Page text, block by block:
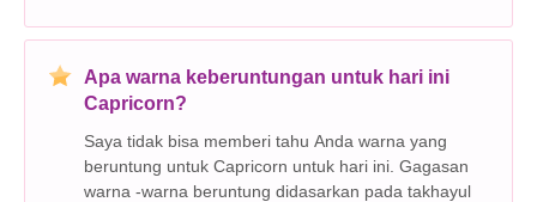
kelemahan yang melekat pada pasangan tertentu,
Apa warna keberuntungan untuk hari ini
Capricorn?
Saya tidak bisa memberi tahu Anda warna yang
beruntung untuk Capricorn untuk hari ini. Gagasan
warna -warna beruntung didasarkan pada takhayul